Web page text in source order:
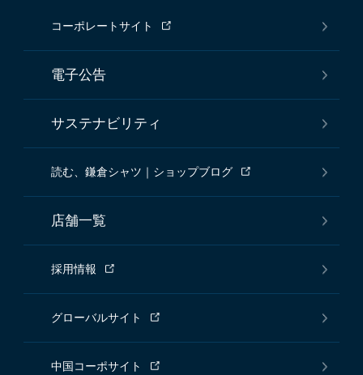
コーポレートサイト
電子公告
サステナビリティ
読む、鎌倉シャツ｜ショップブログ
店舗一覧
採用情報
グローバルサイト
中国コーポサイト